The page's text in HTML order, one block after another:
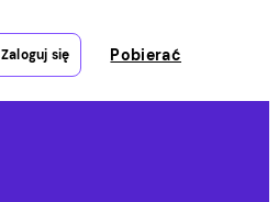
Zaloguj się Pobierać